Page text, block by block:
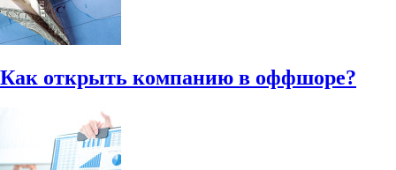
Как открыть компанию в оффшоре?